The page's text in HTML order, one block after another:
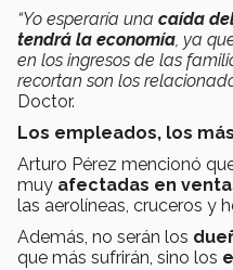
“Yo esperaría una caída
tendrá la economía, ya
en los ingresos de las
recortan son los
Doctor.
Los empleados, los
Arturo Pérez mencionó
muy afectadas en
las aerolíneas, cruceros y
Además, no serán los
que más sufrirán, sino los